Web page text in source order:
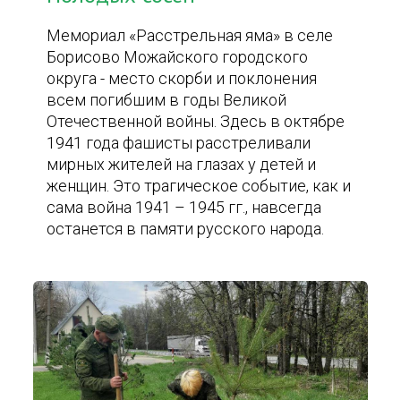
Мемориал «Расстрельная яма» в селе
Борисово Можайского городского
округа - место скорби и поклонения
всем погибшим в годы Великой
Отечественной войны. Здесь в октябре
1941 года фашисты расстреливали
мирных жителей на глазах у детей и
женщин. Это трагическое событие, как и
сама война 1941 – 1945 гг., навсегда
останется в памяти русского народа.